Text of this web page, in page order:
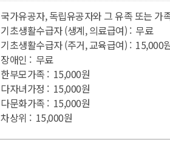
국가유공자, 독립유공자와 그 유족 또는 가
기초생활수급자 (생계, 의료급여) : 무료
기초생활수급자 (주거, 교육급여) : 15,000
장애인 : 무료
한부모가족 : 15,000원
다자녀가정 : 15,000원
다문화가족 : 15,000원
차상위 : 15,000원